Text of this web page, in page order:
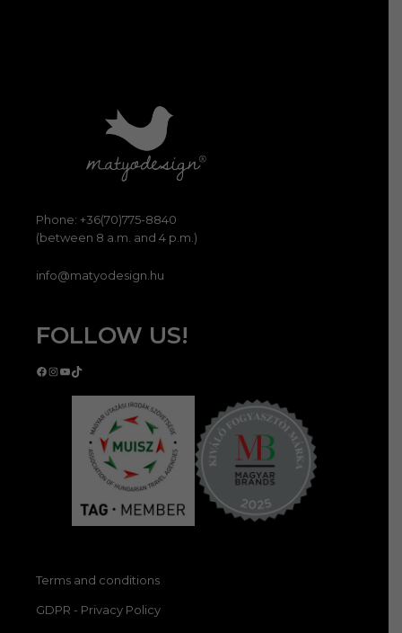
Phone: +36(70)775-8840
(between 8 a.m. and 4 p.m.)
info@matyodesign.hu
FOLLOW US!
Facebook
Instagram
YouTube
TikTok
Terms and conditions
GDPR - Privacy Policy